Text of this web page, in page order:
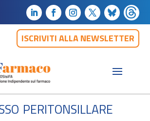
ISCRIVITI ALLA NEWSLETTER
peritonsillare